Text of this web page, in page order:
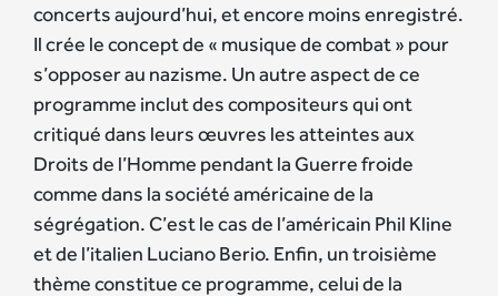
concerts aujourd’hui, et encore moins enregistré.
Il crée le concept de « musique de combat » pour
s’opposer au nazisme. Un autre aspect de ce
programme inclut des compositeurs qui ont
critiqué dans leurs œuvres les atteintes aux
Droits de l’Homme pendant la Guerre froide
comme dans la société américaine de la
ségrégation. C’est le cas de l’américain Phil Kline
et de l’italien Luciano Berio. Enfin, un troisième
thème constitue ce programme, celui de la